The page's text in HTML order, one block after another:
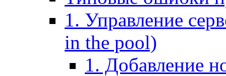
1. Управление
in the pool)
1. Добавление